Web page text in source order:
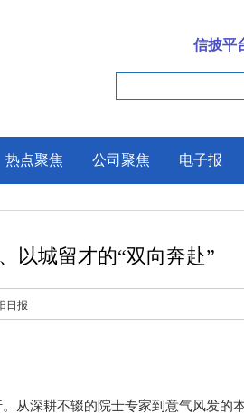
信披平
热点聚焦 公司聚焦 电子报
以城留才的“双向奔赴”
日报
深耕不辍的院士专家到意气风发的